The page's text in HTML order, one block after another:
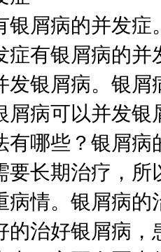
银屑病的并发
症有银屑病的
发银屑病。银
屑病可以并发银
有哪些？银屑
要长期治疗，
病情。银屑病
的治好银屑病